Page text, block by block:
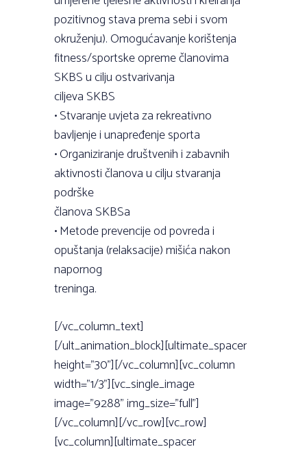
pozitivnog stava prema sebi i svom
okruženju). Omogućavanje korištenja
fitness/sportske opreme članovima
SKBS u cilju ostvarivanja
ciljeva SKBS
• Stvaranje uvjeta za rekreativno
bavljenje i unapređenje sporta
• Organiziranje društvenih i zabavnih
aktivnosti članova u cilju stvaranja
podrške
članova SKBSa
• Metode prevencije od povreda i
opuštanja (relaksacije) mišića nakon
napornog
treninga.
[/vc_column_text]
[/ult_animation_block][ultimate_spacer
height=”30”][/vc_column][vc_column
width=”1/3”][vc_single_image
image=”9288” img_size=”full”]
[/vc_column][/vc_row][vc_row]
[vc_column][ultimate_spacer